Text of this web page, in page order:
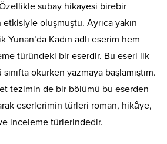
subay hikayesi birebir
etkisiyle oluşmuştu. Ayrıca yakın
Yunan’da Kadın adlı eserim hem
türündeki bir eserdir. Bu eseri ilk
okurken yazmaya başlamıştım.
tezimin de bir bölümü bu eserden
eserlerimin türleri roman, hikâye,
inceleme türlerindedir.